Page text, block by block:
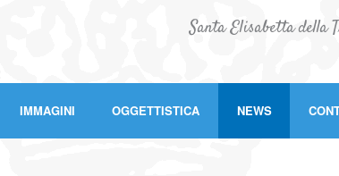
Santa Elisabetta della
IMMAGINI OGGETTISTICA NEWS